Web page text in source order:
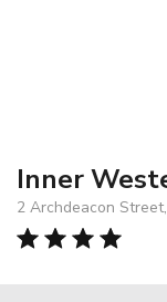
Inner
2 Archdeacon